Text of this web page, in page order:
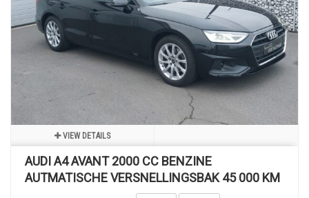
VIEW DETAILS
AUDI A4 AVANT 2000 CC BENZINE
AUTMATISCHE VERSNELLINGSBAK 45 000 KM